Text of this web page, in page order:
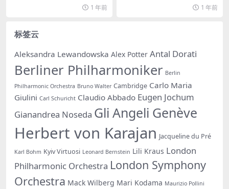
1 年前
1 年前
标签云
Aleksandra Lewandowska Alex Potter Antal Dorati
Berliner Philharmoniker Berlin
Philharmonic Orchestra Bruno Walter Cambridge Carlo Maria
Giulini Carl Schuricht Claudio Abbado Eugen Jochum
Gianandrea Noseda Gli Angeli Genève
Herbert von Karajan Jacqueline du Pré
Karl Bohm Kyiv Virtuosi Leonard Bernstein Lili Kraus London
Philharmonic Orchestra London Symphony
Orchestra Mack Wilberg Mari Kodama Maurizio Pollini